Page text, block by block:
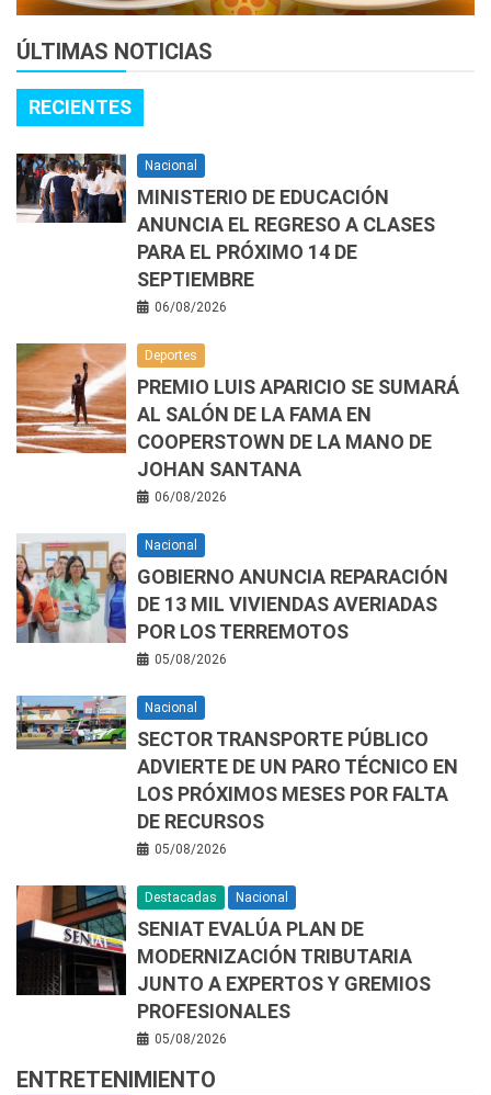
ÚLTIMAS NOTICIAS
RECIENTES
Nacional
MINISTERIO DE EDUCACIÓN
ANUNCIA EL REGRESO A CLASES
PARA EL PRÓXIMO 14 DE
SEPTIEMBRE
06/08/2026
Deportes
PREMIO LUIS APARICIO SE SUMARÁ
AL SALÓN DE LA FAMA EN
COOPERSTOWN DE LA MANO DE
JOHAN SANTANA
06/08/2026
Nacional
GOBIERNO ANUNCIA REPARACIÓN
DE 13 MIL VIVIENDAS AVERIADAS
POR LOS TERREMOTOS
05/08/2026
Nacional
SECTOR TRANSPORTE PÚBLICO
ADVIERTE DE UN PARO TÉCNICO EN
LOS PRÓXIMOS MESES POR FALTA
DE RECURSOS
05/08/2026
Destacadas Nacional
SENIAT EVALÚA PLAN DE
MODERNIZACIÓN TRIBUTARIA
JUNTO A EXPERTOS Y GREMIOS
PROFESIONALES
05/08/2026
ENTRETENIMIENTO